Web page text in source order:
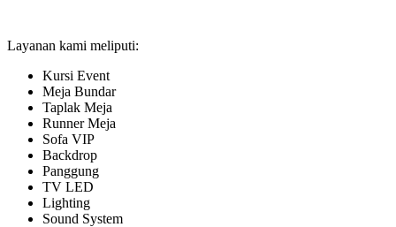
Layanan kami meliputi:
Kursi Event
Meja Bundar
Taplak Meja
Runner Meja
Sofa VIP
Backdrop
Panggung
TV LED
Lighting
Sound System